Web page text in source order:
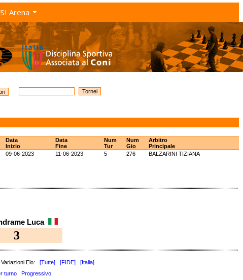
Arena
Data
Inizio
Data
Fine
Num
Tur
Num
Gio
Arbitro
Principale
09-06-2023 11-06-2023 5 276
BALZARINI TIZIANA
Luca
3
Variazioni Elo: [Tutte] [FIDE]
[Italia]
turno
Progressivo